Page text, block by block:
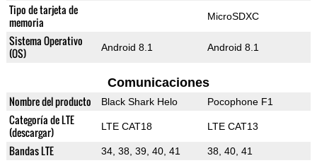
Tipo de tarjeta de
memoria
MicroSDXC
Sistema Operativo
(OS)
Android 8.1 Android 8.1
Comunicaciones
Nombre del producto Black Shark Helo Pocophone F1
Categoría de LTE
(descargar)
LTE CAT18 LTE CAT13
Bandas LTE 34, 38, 39, 40, 41 38, 40, 41